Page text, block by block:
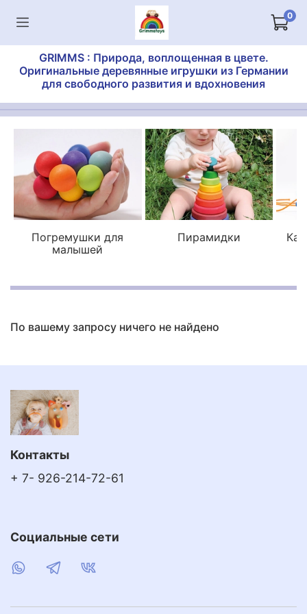
0
GRIMMS : Природа, воплощенная в цвете.
Оригинальные деревянные игрушки из Германии
для свободного развития и вдохновения
Погремушки для
малышей
Пирамидки
По вашему запросу ничего не найдено
Контакты
+ 7- 926-214-72-61
Социальные сети